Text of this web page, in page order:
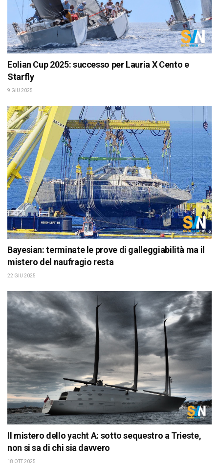
Eolian Cup 2025: successo per Lauria X Cento e
Starfly
9 GIU 2025
Bayesian: terminate le prove di galleggiabilità ma il
mistero del naufragio resta
22 GIU 2025
Il mistero dello yacht A: sotto sequestro a Trieste,
non si sa di chi sia davvero
18 OTT 2025